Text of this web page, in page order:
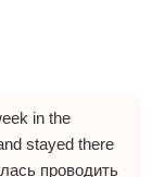
in the
stayed there
проводить